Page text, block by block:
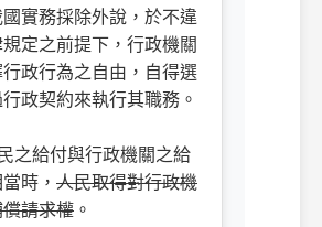
國實務採除外說，於不違
規定之前提下，行政機關
行政行為之自由，自得選
政契約來執行其職務。
之給付與行政機關之給
時， 人民取得對行政機
請求權 。